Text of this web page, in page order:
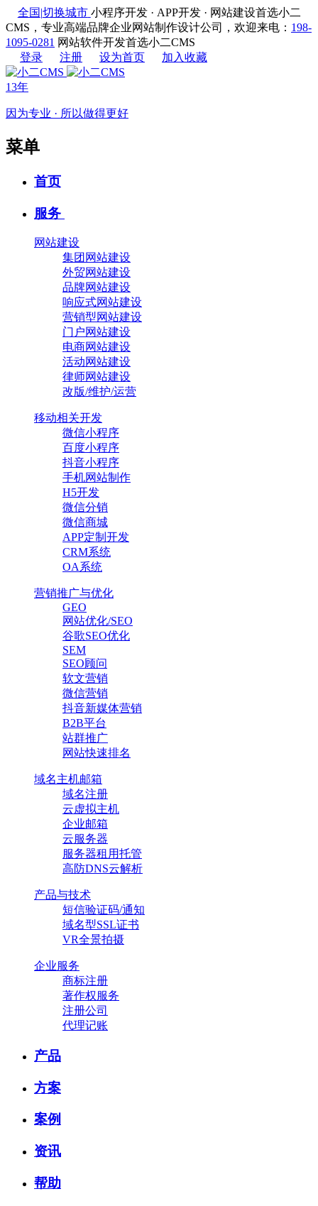
全国|切换城市 小程序开发 · APP开发 · 网站建设首选小二
CMS，专业高端品牌企业网站制作设计公司，欢迎来电： 198-
1095-0281 网站软件开发首选小二CMS
登录
注册 设为首页 加入收藏
13年
因为专业 · 所以做得更好
菜单
首页
服务
网站建设
集团网站建设
外贸网站建设
品牌网站建设
响应式网站建设
营销型网站建设
门户网站建设
电商网站建设
活动网站建设
律师网站建设
改版/维护/运营
移动相关开发
微信小程序
百度小程序
抖音小程序
手机网站制作
H5开发
微信分销
微信商城
APP定制开发
CRM系统
OA系统
营销推广与优化
GEO
网站优化/SEO
谷歌SEO优化
SEM
SEO顾问
软文营销
微信营销
抖音新媒体营销
B2B平台
站群推广
网站快速排名
域名主机邮箱
域名注册
云虚拟主机
企业邮箱
云服务器
服务器租用托管
高防DNS云解析
产品与技术
短信验证码/通知
域名型SSL证书
VR全景拍摄
企业服务
商标注册
著作权服务
注册公司
代理记账
产品
方案
案例
资讯
帮助